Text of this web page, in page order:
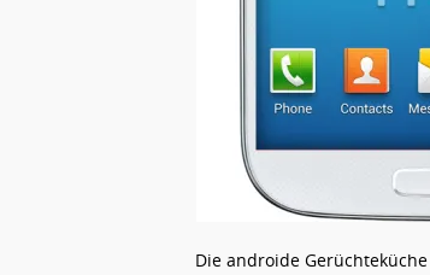
Die androide